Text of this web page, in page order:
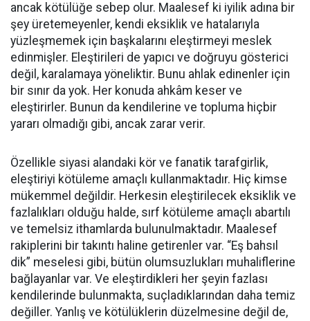
ancak kötülüğe sebep olur. Maalesef ki iyilik adına bir
şey üretemeyenler, kendi eksiklik ve hatalarıyla
yüzleşmemek için başkalarını eleştirmeyi meslek
edinmişler. Eleştirileri de yapıcı ve doğruyu gösterici
değil, karalamaya yöneliktir. Bunu ahlak edinenler için
bir sınır da yok. Her konuda ahkâm keser ve
eleştirirler. Bunun da kendilerine ve topluma hiçbir
yararı olmadığı gibi, ancak zarar verir.
Özellikle siyasi alandaki kör ve fanatik tarafgirlik,
eleştiriyi kötüleme amaçlı kullanmaktadır. Hiç kimse
mükemmel değildir. Herkesin eleştirilecek eksiklik ve
fazlalıkları olduğu halde, sırf kötüleme amaçlı abartılı
ve temelsiz ithamlarda bulunulmaktadır. Maalesef
rakiplerini bir takıntı haline getirenler var. “Eş bahsıl
dik” meselesi gibi, bütün olumsuzlukları muhaliflerine
bağlayanlar var. Ve eleştirdikleri her şeyin fazlası
kendilerinde bulunmakta, suçladıklarından daha temiz
değiller. Yanlış ve kötülüklerin düzelmesine değil de,